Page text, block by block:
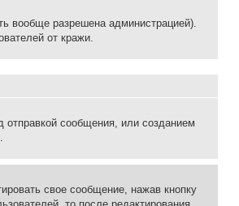
вообще разрешена администрацией).
от кражи.
сообщения, или созданием
свое сообщение, нажав кнопку